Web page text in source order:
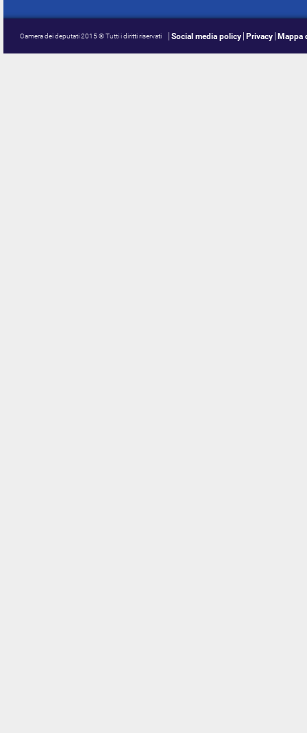
Camera dei deputati 2015 © Tutti i diritti riservati Social media policy Privacy Mappa